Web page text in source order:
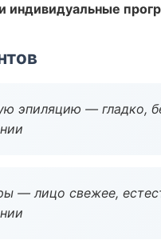
индивидуальные
эпиляцию — гладко,
— лицо свежее,